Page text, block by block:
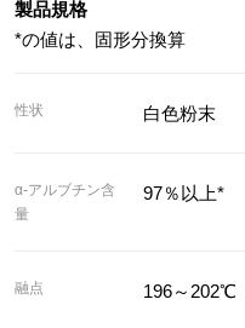
製品規格
*の値は、固形分換算
性状 白色粉末
α-アルブチン含
量
97％以上*
融点 196～202℃